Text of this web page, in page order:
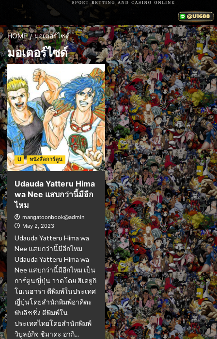
HOME มอเตอร์ไซด์
มอเตอร์ไซด์
U หนังสือการ์ตูน
Udauda Yatteru Hima
wa Nee แสบกว่านี้มีอีก
ไหม
mangatoonbook@admin
May 2, 2023
Udauda Yatteru Hima wa
Nee แสบกว่านี้มีอีกไหม
Udauda Yatteru Hima wa
Nee แสบกว่านี้มีอีกไหม เป็น
การ์ตูนญี่ปุ่น วาดโดย ฮิเดยูกิ
โยเนฮาร่า ตีพิมพ์ในประเทศ
ญี่ปุ่นโดยสำนักพิมพ์อาคิตะ
พับลิชชิ่ง ตีพิมพ์ใน
ประเทศไทยโดยสำนักพิมพ์
วิบูลย์กิจ ชิมาดะ อากิ...